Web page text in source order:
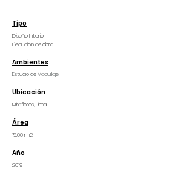
Tipo
Diseño Interior
Ejecución de obra
Ambientes
Estudio de Maquillaje
Ubicación
Miraflores, Lima
Área
15.00 m2
Año
2019